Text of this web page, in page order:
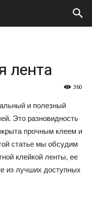
лента
360
и полезный
Это разновидность
прочным клеем и
статье мы обсудим
клейкой ленты, ее
из лучших доступных